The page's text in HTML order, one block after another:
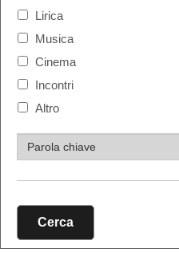
Lirica
Musica
Cinema
Incontri
Altro
Cerca